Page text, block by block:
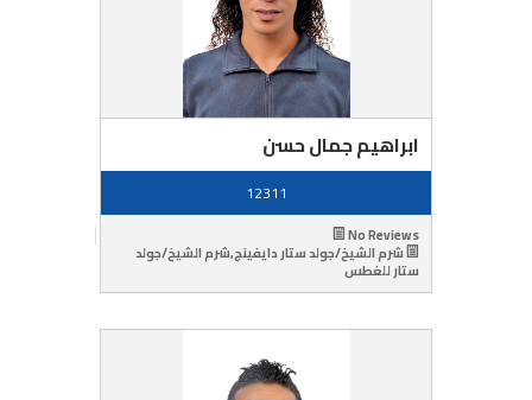
ابراهيم جمال حسن
12311
No Reviews
شرم الشيخ/جولد ستار دايفينج,شرم الشيخ/جولد
ستار للغطس